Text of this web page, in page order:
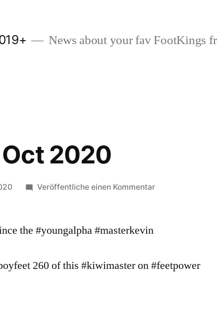
News about your fav FootKings
2020
Veröffentliche einen Kommentarzu
the #youngalpha #masterkevin
260 of this #kiwimaster on #feetpower